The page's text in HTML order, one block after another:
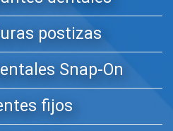
postizas
Snap-On
fijos